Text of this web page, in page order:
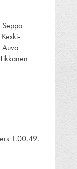
Auvo
1.00.49.